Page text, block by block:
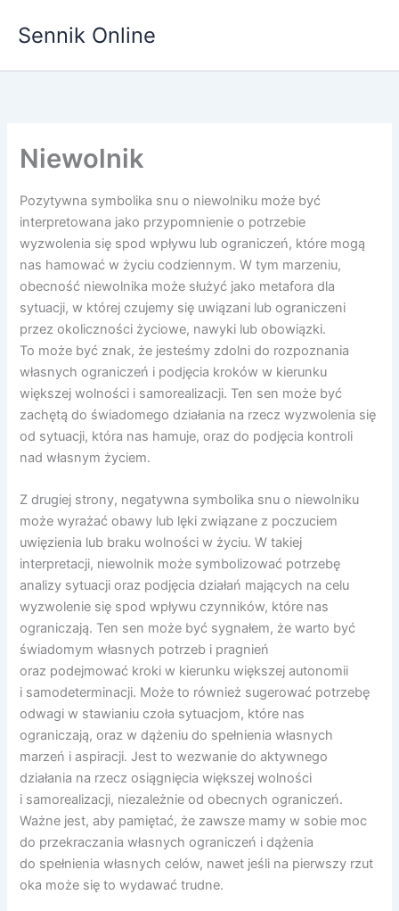
Sennik Online
Niewolnik
Pozytywna symbolika snu o niewolniku może być
interpretowana jako przypomnienie o potrzebie
wyzwolenia się spod wpływu lub ograniczeń, które mogą
nas hamować w życiu codziennym. W tym marzeniu,
obecność niewolnika może służyć jako metafora dla
sytuacji, w której czujemy się uwiązani lub ograniczeni
przez okoliczności życiowe, nawyki lub obowiązki.
To może być znak, że jesteśmy zdolni do rozpoznania
własnych ograniczeń i podjęcia kroków w kierunku
większej wolności i samorealizacji. Ten sen może być
zachętą do świadomego działania na rzecz wyzwolenia się
od sytuacji, która nas hamuje, oraz do podjęcia kontroli
nad własnym życiem.
Z drugiej strony, negatywna symbolika snu o niewolniku
może wyrażać obawy lub lęki związane z poczuciem
uwięzienia lub braku wolności w życiu. W takiej
interpretacji, niewolnik może symbolizować potrzebę
analizy sytuacji oraz podjęcia działań mających na celu
wyzwolenie się spod wpływu czynników, które nas
ograniczają. Ten sen może być sygnałem, że warto być
świadomym własnych potrzeb i pragnień
oraz podejmować kroki w kierunku większej autonomii
i samodeterminacji. Może to również sugerować potrzebę
odwagi w stawianiu czoła sytuacjom, które nas
ograniczają, oraz w dążeniu do spełnienia własnych
marzeń i aspiracji. Jest to wezwanie do aktywnego
działania na rzecz osiągnięcia większej wolności
i samorealizacji, niezależnie od obecnych ograniczeń.
Ważne jest, aby pamiętać, że zawsze mamy w sobie moc
do przekraczania własnych ograniczeń i dążenia
do spełnienia własnych celów, nawet jeśli na pierwszy rzut
oka może się to wydawać trudne.